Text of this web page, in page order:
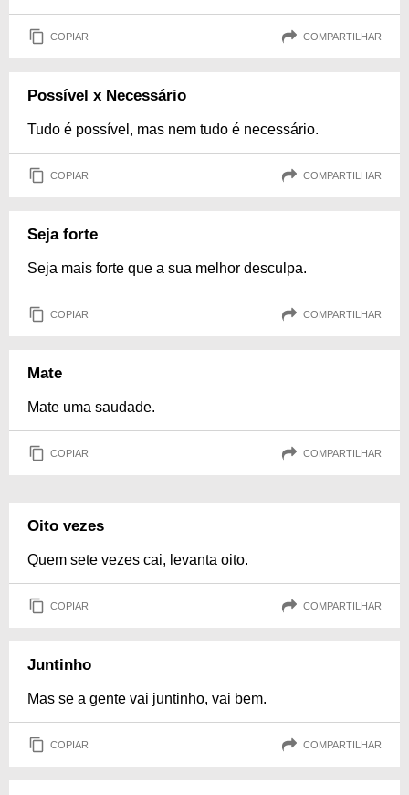
COPIAR COMPARTILHAR
Possível x Necessário
Tudo é possível, mas nem tudo é necessário.
COPIAR COMPARTILHAR
Seja forte
Seja mais forte que a sua melhor desculpa.
COPIAR COMPARTILHAR
Mate
Mate uma saudade.
COPIAR COMPARTILHAR
Oito vezes
Quem sete vezes cai, levanta oito.
COPIAR COMPARTILHAR
Juntinho
Mas se a gente vai juntinho, vai bem.
COPIAR COMPARTILHAR